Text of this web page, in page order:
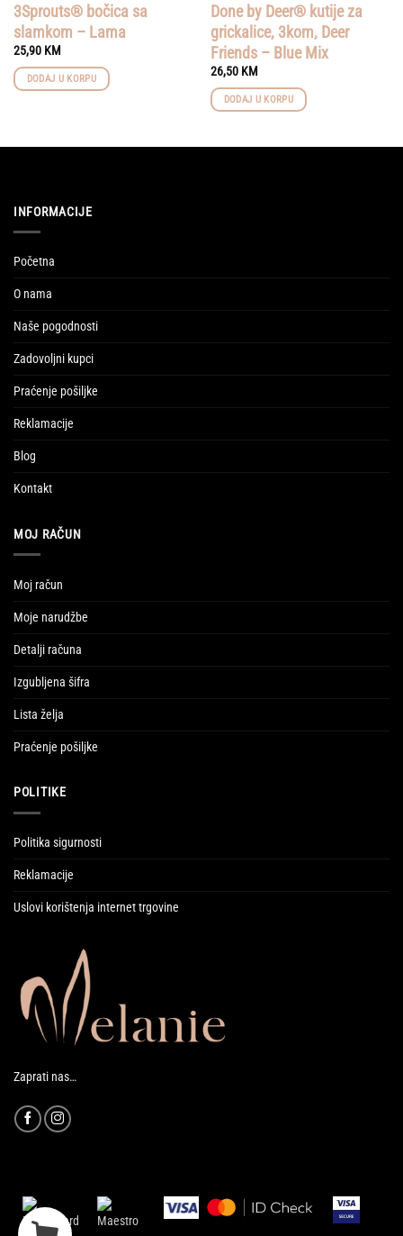
3Sprouts® bočica sa
slamkom – Lama
25,90 KM
DODAJ U KORPU
Done by Deer® kutije za
grickalice, 3kom, Deer
Friends – Blue Mix
26,50 KM
DODAJ U KORPU
INFORMACIJE
Početna
O nama
Naše pogodnosti
Zadovoljni kupci
Praćenje pošiljke
Reklamacije
Blog
Kontakt
MOJ RAČUN
Moj račun
Moje narudžbe
Detalji računa
Izgubljena šifra
Lista želja
Praćenje pošiljke
POLITIKE
Politika sigurnosti
Reklamacije
Uslovi korištenja internet trgovine
Zaprati nas…